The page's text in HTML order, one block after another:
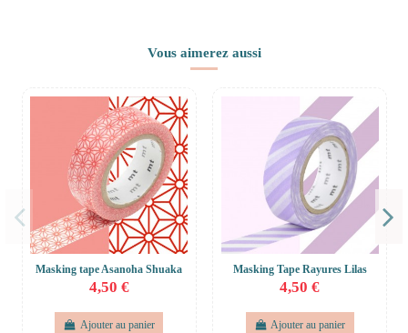
Vous aimerez aussi
Masking tape Asanoha Shuaka
4,50 €
Ajouter au panier
Masking Tape Rayures Lilas
4,50 €
Ajouter au panier